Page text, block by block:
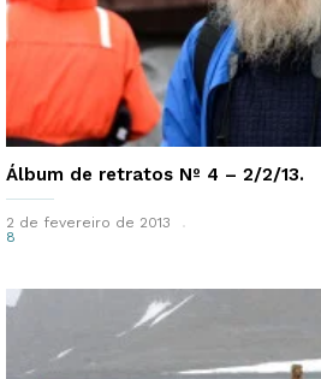
Álbum de retratos Nº 4 – 2/2/13.
2 de fevereiro de 2013
8